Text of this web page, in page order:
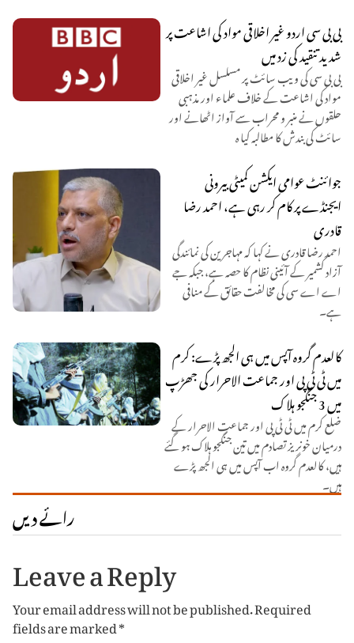
بی بی سی اردو غیر اخلاقی مواد کی اشاعت پر
شدید تنقید کی زد میں
بی بی سی کی ویب سائٹ پر مسلسل غیر اخلاقی
مواد کی اشاعت کے خلاف علماء اور مذہبی
حلقوں نے منبر و محراب سے آواز اٹھانے اور
سائٹ کی بندش کا مطالبہ کیا ہ
جوائنٹ عوامی ایکشن کمیٹی بیرونی
ایجنڈے پر کام کر رہی ہے، احمد رضا
قادری
احمد رضا قادری نے کہا کہ مہاجرین کی نمائندگی
آزاد کشمیر کے آئینی نظام کا حصہ ہے، جبکہ جے
اے اے سی کی مخالفت حقائق کے منافی
ہے۔
کالعدم گروہ آپس میں ہی الجھ پڑے: کرم
میں ٹی ٹی پی اور جماعت الاحرار کی جھڑپ
میں 3 جنگجو ہلاک
ضلع کرم میں ٹی ٹی پی اور جماعت الاحرار کے
درمیان خونریز تصادم میں تین جنگجو ہلاک ہو گئے
ہیں، کالعدم گروہ اب آپس میں ہی الجھ پڑے
ہیں۔
رائے دیں
Leave a Reply
Your email address will not be published.Required
fields are marked*